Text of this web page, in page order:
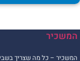
– כל מה שצריך